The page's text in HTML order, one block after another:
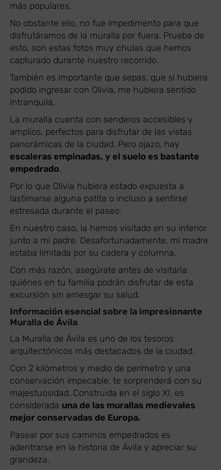
más populares.
No obstante ello, no fue impedimento para que
disfrutáramos de la muralla por fuera. Prueba de
esto, son estas fotos muy chulas que hemos
capturado durante nuestro recorrido.
También es importante que sepas, que si hubiera
podido ingresar con Olivia, me hubiera sentido
intranquila.
La muralla cuenta con senderos accesibles y
amplios, perfectos para disfrutar de las vistas
panorámicas de la ciudad. Pero ojazo, hay
escaleras empinadas, y el suelo es bastante
empedrado.
Por lo que Olivia hubiera estado expuesta a
lastimarse alguna patita o incluso a sentirse
estresada durante el paseo.
En nuestro caso, la hemos visitado en su interior
junto a mi padre. Desafortunadamente, mi madre
estaba limitada por su cadera y columna.
Con más razón, asegúrate antes de visitarla
quiénes en tu familia podrán disfrutar de esta
excursión sin arriesgar su salud.
Información esencial sobre la impresionante
Muralla de Ávila
La Muralla de Ávila es uno de los tesoros
arquitectónicos más destacados de la ciudad.
Con 2 kilómetros y medio de perímetro y una
conservación impecable, te sorprenderá con su
majestuosidad. Construida en el siglo XI, es
considerada una de las murallas medievales
mejor conservadas de Europa.
Pasear por sus caminos empedrados es
adentrarse en la historia de Ávila y apreciar su
grandeza.